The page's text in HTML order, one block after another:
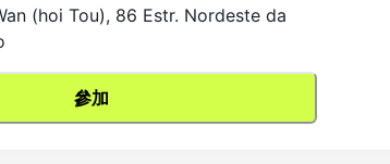
(hoi Tou), 86 Estr. Nordeste da
參加